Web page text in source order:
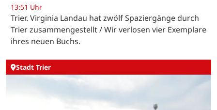
13:51 Uhr
Trier. Virginia Landau hat zwölf Spaziergänge durch
Trier zusammengestellt / Wir verlosen vier Exemplare
ihres neuen Buchs.
Stadt Trier